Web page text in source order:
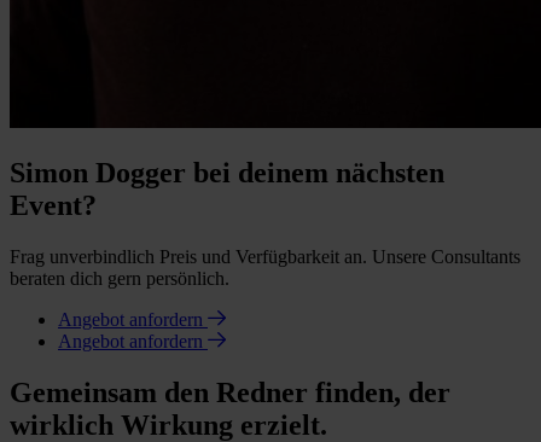
Simon Dogger bei deinem nächsten
Event?
Frag unverbindlich Preis und Verfügbarkeit an. Unsere Consultants
beraten dich gern persönlich.
Angebot anfordern
Angebot anfordern
Gemeinsam den Redner finden, der
wirklich Wirkung erzielt.